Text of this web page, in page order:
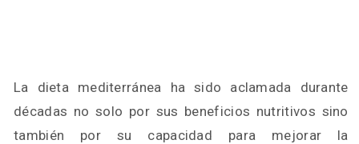
La dieta mediterránea ha sido aclamada durante
décadas no solo por sus beneficios nutritivos sino
también por su capacidad para mejorar la